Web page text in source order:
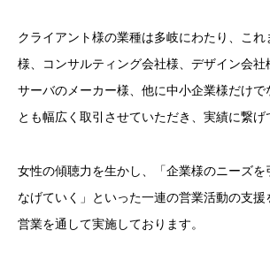
クライアント様の業種は多岐にわたり、これ
様、コンサルティング会社様、デザイン会社
サーバのメーカー様、他に中小企業様だけで
とも幅広く取引させていただき、実績に繋
女性の傾聴力を生かし、「企業様のニーズを
なげていく」といった一連の営業活動の支援
営業を通して実施しております。